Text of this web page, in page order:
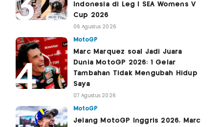
Indonesia di Leg I SEA Womens V
Cup 2026
06 Agustus 2026
MotoGP
Marc Marquez soal Jadi Juara
Dunia MotoGP 2026: 1 Gelar
Tambahan Tidak Mengubah Hidup
Saya
07 Agustus 2026
MotoGP
Jelang MotoGP Inggris 2026, Marc